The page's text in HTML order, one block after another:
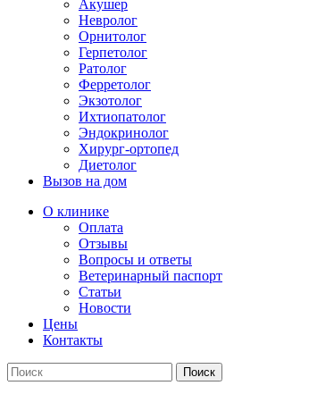
Акушер
Невролог
Орнитолог
Герпетолог
Ратолог
Ферретолог
Экзотолог
Ихтиопатолог
Эндокринолог
Хирург-ортопед
Диетолог
Вызов на дом
О клинике
Оплата
Отзывы
Вопросы и ответы
Ветеринарный паспорт
Статьи
Новости
Цены
Контакты